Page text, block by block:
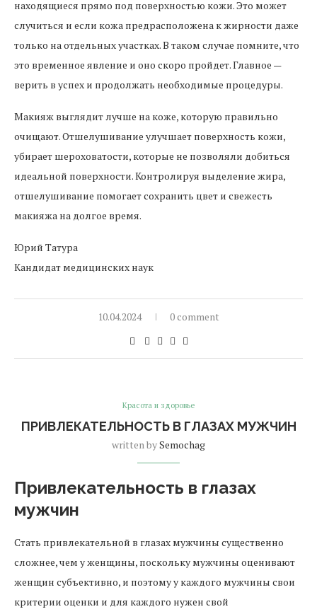
находящиеся прямо под поверхностью кожи. Это может
случиться и если кожа предрасположена к жирности даже
только на отдельных участках. В таком случае помните, что
это временное явление и оно скоро пройдет. Главное —
верить в успех и продолжать необходимые процедуры.
Макияж выглядит лучше на коже, которую правильно
очищают. Отшелушивание улучшает поверхность кожи,
убирает шероховатости, которые не позволяли добиться
идеальной поверхности. Контролируя выделение жира,
отшелушивание помогает сохранить цвет и свежесть
макияжа на долгое время.
Юрий Татура
Кандидат медицинских наук
10.04.2024 0 comment
Красота и здоровье
ПРИВЛЕКАТЕЛЬНОСТЬ В ГЛАЗАХ МУЖЧИН
written bySemochag
Привлекательность в глазах
мужчин
Стать привлекательной в глазах мужчины существенно
сложнее, чем у женщины, поскольку мужчины оценивают
женщин субъективно, и поэтому у каждого мужчины свои
критерии оценки и для каждого нужен свой